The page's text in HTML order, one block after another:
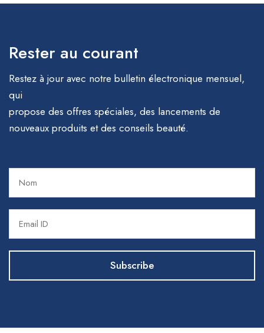
Rester au courant
Restez à jour avec notre bulletin électronique mensuel,
qui
propose des offres spéciales, des lancements de
nouveaux produits et des conseils beauté.